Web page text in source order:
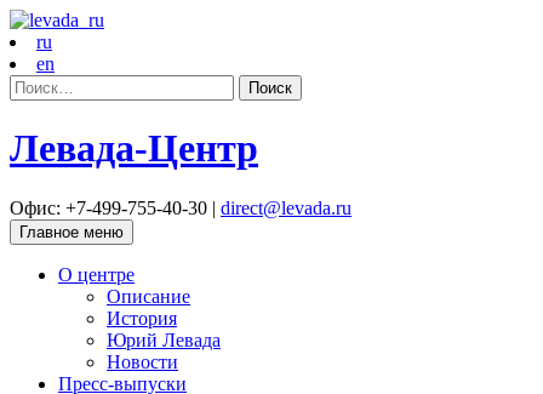
ru
en
Найти:
Левада-Центр
Офис: +7-499-755-40-30 | direct@levada.ru
Главное меню
О центре
Описание
История
Юрий Левада
Новости
Пресс-выпуски